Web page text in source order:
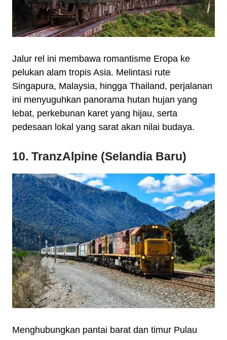
Jalur rel ini membawa romantisme Eropa ke
pelukan alam tropis Asia. Melintasi rute
Singapura, Malaysia, hingga Thailand, perjalanan
ini menyuguhkan panorama hutan hujan yang
lebat, perkebunan karet yang hijau, serta
pedesaan lokal yang sarat akan nilai budaya.
10. TranzAlpine (Selandia Baru)
Menghubungkan pantai barat dan timur Pulau